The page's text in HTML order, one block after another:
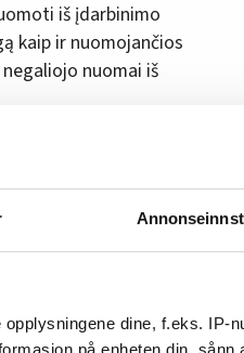
opplysningene dine, f.eks. IP-
på enheten din,
iš įdarbinimo
kaip ir nuomojančios
nuomai iš
už mažesnį
pačios sąlygos
profesinių sąjungų